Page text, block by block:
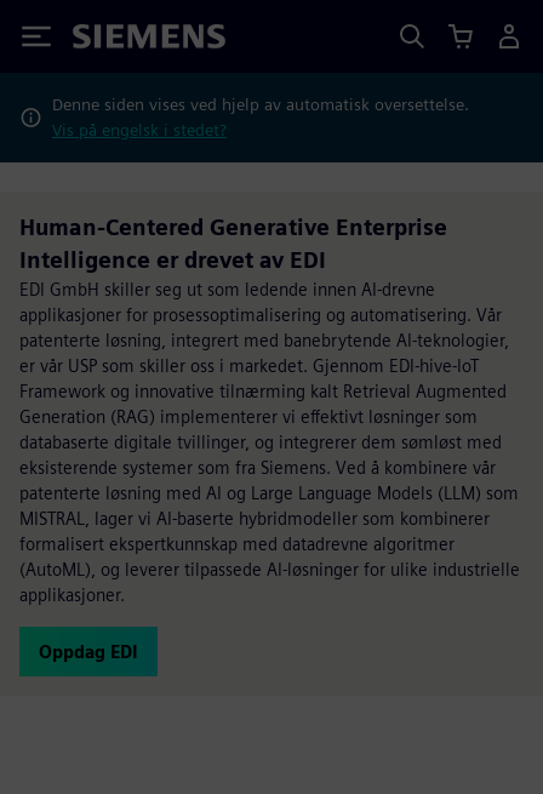
Siemens
Denne siden vises ved hjelp av automatisk oversettelse.
Vis på engelsk i stedet?
Human-Centered Generative Enterprise
Intelligence er drevet av EDI
EDI GmbH skiller seg ut som ledende innen AI-drevne
applikasjoner for prosessoptimalisering og automatisering. Vår
patenterte løsning, integrert med banebrytende AI-teknologier,
er vår USP som skiller oss i markedet. Gjennom EDI-hive-IoT
Framework og innovative tilnærming kalt Retrieval Augmented
Generation (RAG) implementerer vi effektivt løsninger som
databaserte digitale tvillinger, og integrerer dem sømløst med
eksisterende systemer som fra Siemens. Ved å kombinere vår
patenterte løsning med AI og Large Language Models (LLM) som
MISTRAL, lager vi AI-baserte hybridmodeller som kombinerer
formalisert ekspertkunnskap med datadrevne algoritmer
(AutoML), og leverer tilpassede AI-løsninger for ulike industrielle
applikasjoner.
Oppdag EDI